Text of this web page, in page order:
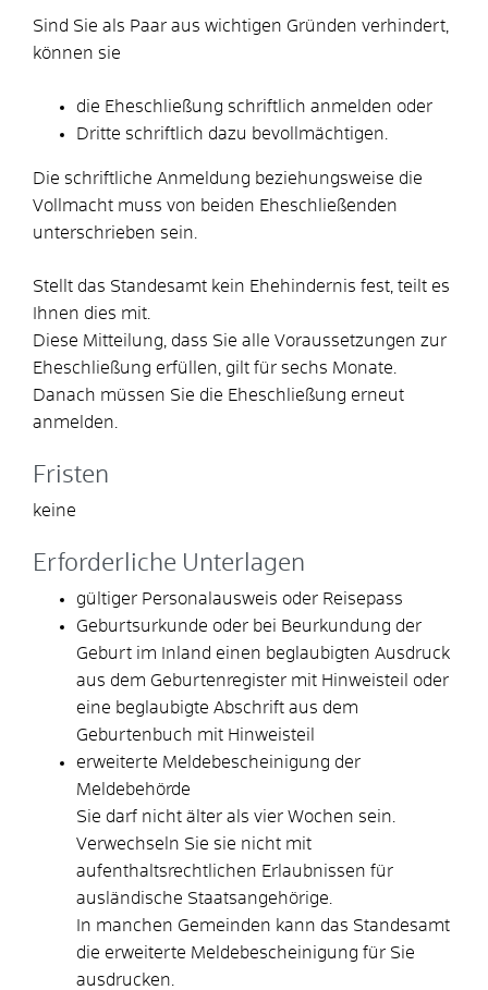
Sind Sie als Paar aus wichtigen Gründen verhindert,
können sie
die Eheschließung schriftlich anmelden oder
Dritte schriftlich dazu bevollmächtigen.
Die schriftliche Anmeldung beziehungsweise die
Vollmacht muss von beiden Eheschließenden
unterschrieben sein.
Stellt das Standesamt kein Ehehindernis fest, teilt es
Ihnen dies mit.
Diese Mitteilung, dass Sie alle Voraussetzungen zur
Eheschließung erfüllen, gilt für sechs Monate.
Danach müssen Sie die Eheschließung erneut
anmelden.
Fristen
keine
Erforderliche Unterlagen
gültiger Personalausweis oder Reisepass
Geburtsurkunde oder bei Beurkundung der
Geburt im Inland einen beglaubigten Ausdruck
aus dem Geburtenregister mit Hinweisteil oder
eine beglaubigte Abschrift aus dem
Geburtenbuch mit Hinweisteil
erweiterte Meldebescheinigung der
Meldebehörde
Sie darf nicht älter als vier Wochen sein.
Verwechseln Sie sie nicht mit
aufenthaltsrechtlichen Erlaubnissen für
ausländische Staatsangehörige.
In manchen Gemeinden kann das Standesamt
die erweiterte Meldebescheinigung für Sie
ausdrucken.